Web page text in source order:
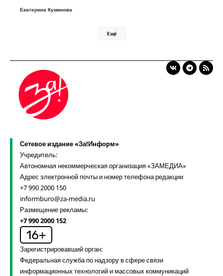
Екатерина Куминова
Ещё
Сетевое издание «За!Информ»
Учредитель:
Автономная некоммерческая организация «ЗАМЕДИА»
Адрес электронной почты и номер телефона редакции
+7 990 2000 150
informburo@za-media.ru
Размещение рекламы:
+7 990 2000 152
Зарегистрировавший орган:
Федеральная служба по надзору в сфере связи
информационных технологий и массовых коммуникаций